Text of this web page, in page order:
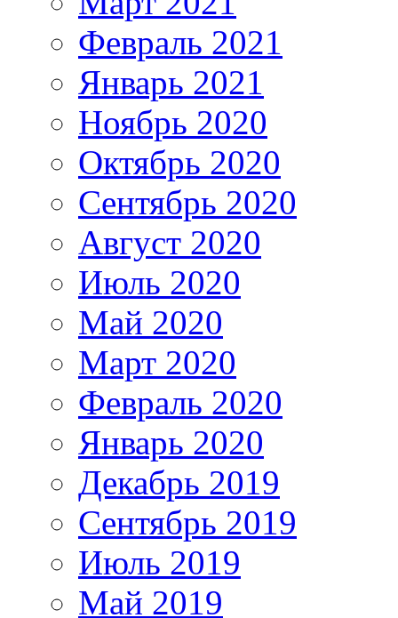
Февраль 2021
Январь 2021
Ноябрь 2020
Октябрь 2020
Сентябрь 2020
Август 2020
Июль 2020
Май 2020
Март 2020
Февраль 2020
Январь 2020
Декабрь 2019
Сентябрь 2019
Июль 2019
Май 2019